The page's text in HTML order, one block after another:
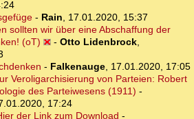
- Rain, 17.01.2020, 15:37
sollten wir über eine Abschaffung der
(oT)
- Otto Lidenbrock,
- Falkenauge, 17.01.2020, 17:05
Veroligarchisierung von Parteien: Robert
des Parteiwesens (1911) -
17:24
der Link zum Download -